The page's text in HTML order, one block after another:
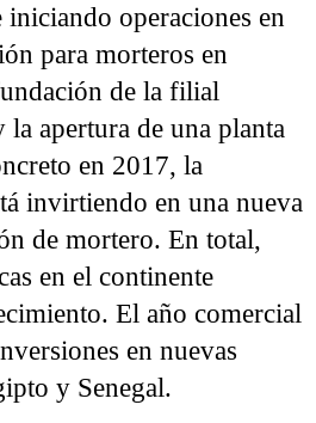
operaciones en
para morteros en
de la filial
apertura de una planta
en 2017, la
invirtiendo en una nueva
de mortero. En total,
en el continente
El año comercial
en nuevas
y Senegal.